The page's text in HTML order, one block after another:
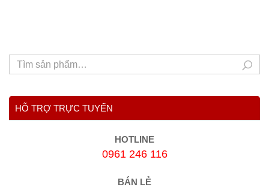
HỖ TRỢ TRỰC TUYẾN
HOTLINE
0961 246 116
BÁN LẺ